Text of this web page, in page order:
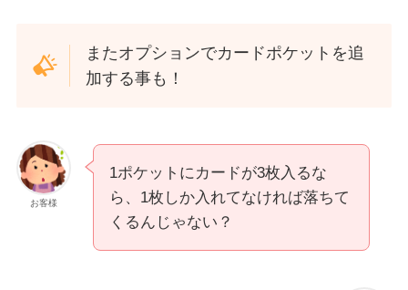
またオプションでカードポケットを追
加する事も！
お客様
1ポケットにカードが3枚入るな
ら、1枚しか入れてなければ落ちて
くるんじゃない？